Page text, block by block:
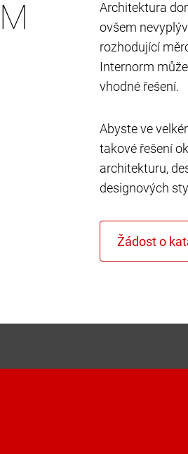
Architektura
ovšem
rozhodující
Internorm
vhodné řešení.
Abyste ve
takové řešení
architekturu,
designových